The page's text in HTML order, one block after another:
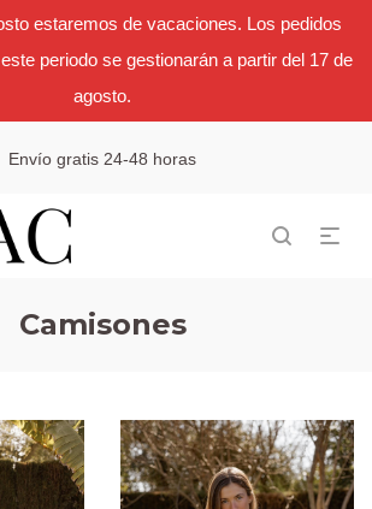
estaremos de vacaciones. Los pedidos
periodo se gestionarán a partir del 17 de
agosto.
Envío gratis 24-48 horas
Camisones